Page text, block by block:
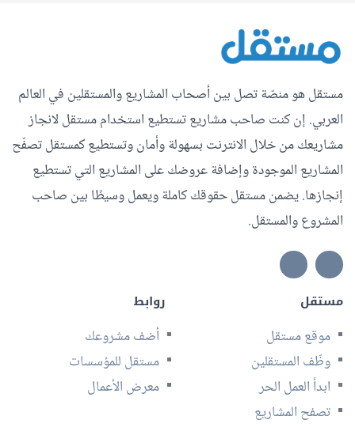
مستقل هو منصّة تصل بين أصحاب المشاريع والمستقلين في العالم
العربي. إن كنت صاحب مشاريع تستطيع استخدام مستقل لانجاز
مشاريعك من خلال الانترنت بسهولة وأمان وتستطيع كمستقل تصفّح
المشاريع الموجودة وإضافة عروضك على المشاريع التي تستطيع
إنجازها. يضمن مستقل حقوقك كاملة ويعمل وسيطًا بين صاحب
المشروع والمستقل.
مستقل
موقع مستقل
وظّف المستقلين
ابدأ العمل الحر
تصفح المشاريع
روابط
أضف مشروعك
مستقل للمؤسسات
معرض الأعمال